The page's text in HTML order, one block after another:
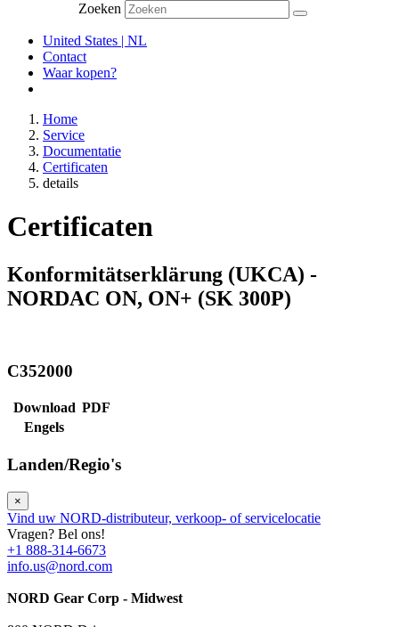
Zoeken
United States | NL
Contact
Waar kopen?
Home
Service
Documentatie
Certificaten
details
Certificaten
Konformitätserklärung (UKCA) -
NORDAC ON, ON+ (SK 300P)
C352000
Download PDF
Engels
Landen/Regio's
×
Vind uw NORD-distributeur, verkoop- of servicelocatie
Vragen? Bel ons!
+1 888-314-6673
info.us@nord.com
NORD Gear Corp - Midwest